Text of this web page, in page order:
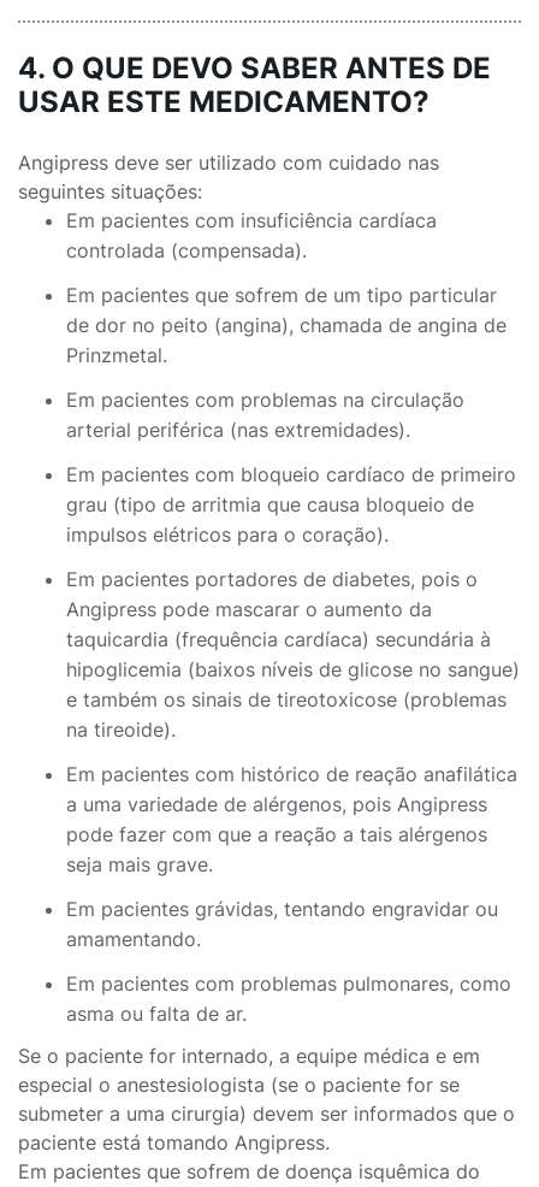
4. O QUE DEVO SABER ANTES DE
USAR ESTE MEDICAMENTO?
Angipress deve ser utilizado com cuidado nas
seguintes situações:
Em pacientes com insuficiência cardíaca
controlada (compensada).
Em pacientes que sofrem de um tipo particular
de dor no peito (angina), chamada de angina de
Prinzmetal.
Em pacientes com problemas na circulação
arterial periférica (nas extremidades).
Em pacientes com bloqueio cardíaco de primeiro
grau (tipo de arritmia que causa bloqueio de
impulsos elétricos para o coração).
Em pacientes portadores de diabetes, pois o
Angipress pode mascarar o aumento da
taquicardia (frequência cardíaca) secundária à
hipoglicemia (baixos níveis de glicose no sangue)
e também os sinais de tireotoxicose (problemas
na tireoide).
Em pacientes com histórico de reação anafilática
a uma variedade de alérgenos, pois Angipress
pode fazer com que a reação a tais alérgenos
seja mais grave.
Em pacientes grávidas, tentando engravidar ou
amamentando.
Em pacientes com problemas pulmonares, como
asma ou falta de ar.
Se o paciente for internado, a equipe médica e em
especial o anestesiologista (se o paciente for se
submeter a uma cirurgia) devem ser informados que o
paciente está tomando Angipress.
Em pacientes que sofrem de doença isquêmica do